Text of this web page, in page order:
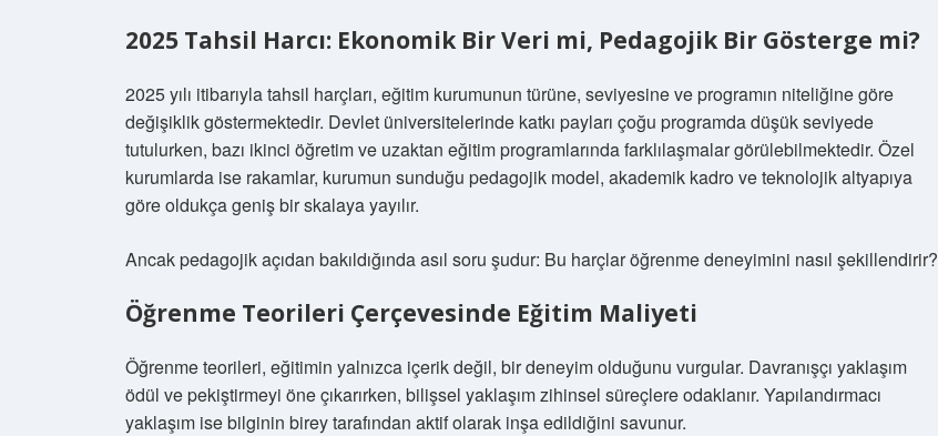
2025 Tahsil Harcı: Ekonomik Bir Veri mi, Pedagojik Bir Gösterge mi?
2025 yılı itibarıyla tahsil harçları, eğitim kurumunun türüne, seviyesine ve programın niteliğine göre
değişiklik göstermektedir. Devlet üniversitelerinde katkı payları çoğu programda düşük seviyede
tutulurken, bazı ikinci öğretim ve uzaktan eğitim programlarında farklılaşmalar görülebilmektedir. Özel
kurumlarda ise rakamlar, kurumun sunduğu pedagojik model, akademik kadro ve teknolojik altyapıya
göre oldukça geniş bir skalaya yayılır.
Ancak pedagojik açıdan bakıldığında asıl soru şudur: Bu harçlar öğrenme deneyimini nasıl şekillendirir?
Öğrenme Teorileri Çerçevesinde Eğitim Maliyeti
Öğrenme teorileri, eğitimin yalnızca içerik değil, bir deneyim olduğunu vurgular. Davranışçı yaklaşım
ödül ve pekiştirmeyi öne çıkarırken, bilişsel yaklaşım zihinsel süreçlere odaklanır. Yapılandırmacı
yaklaşım ise bilginin birey tarafından aktif olarak inşa edildiğini savunur.